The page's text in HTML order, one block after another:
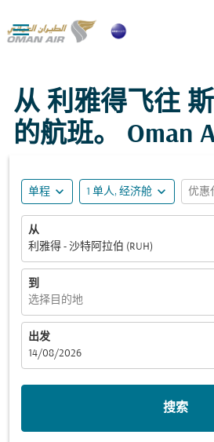

从 利雅得飞往
的航班。 Oman
单程 expand_more 1 单人, 经济舱 expand_more 优惠
从
利雅得 - 沙特阿拉伯 (RUH)
到
选择目的地
出发
fc-booking-departure-date-aria-label
14/08/2026
搜索